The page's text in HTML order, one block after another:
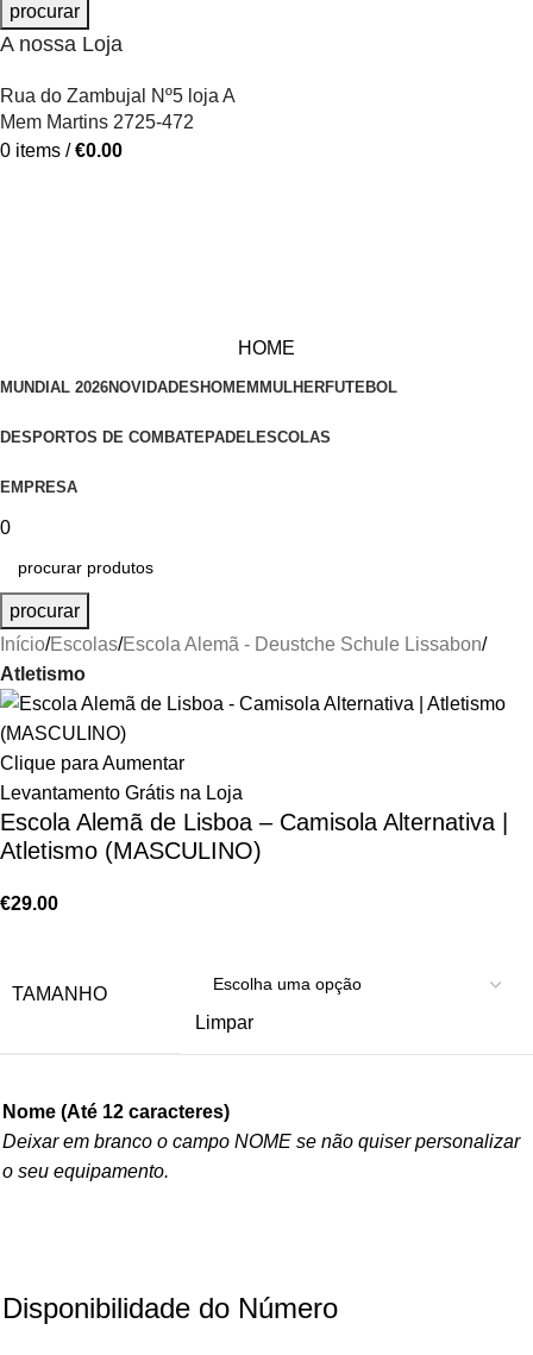
procurar
A nossa Loja
Rua do Zambujal Nº5 loja A
Mem Martins 2725-472
0 items / €0.00
HOME
MUNDIAL 2026NOVIDADESHOMEMMULHERFUTEBOL
DESPORTOS DE COMBATEPADELESCOLAS
EMPRESA
0
procurar
Início Escolas Escola Alemã - Deustche Schule Lissabon
Atletismo
Clique para Aumentar
Levantamento Grátis na Loja
Escola Alemã de Lisboa – Camisola Alternativa |
Atletismo (MASCULINO)
€29.00
TAMANHO
Limpar
Nome (Até 12 caracteres)
Deixar em branco o campo NOME se não quiser personalizar
o seu equipamento.
Disponibilidade do Número